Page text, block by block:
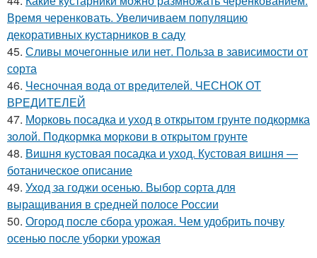
Время черенковать. Увеличиваем популяцию
декоративных кустарников в саду
45. Сливы мочегонные или нет. Польза в зависимости от
сорта
46. Чесночная вода от вредителей. ЧЕСНОК ОТ
ВРЕДИТЕЛЕЙ
47. Морковь посадка и уход в открытом грунте подкормка
золой. Подкормка моркови в открытом грунте
48. Вишня кустовая посадка и уход. Кустовая вишня —
ботаническое описание
49. Уход за годжи осенью. Выбор сорта для
выращивания в средней полосе России
50. Огород после сбора урожая. Чем удобрить почву
осенью после уборки урожая